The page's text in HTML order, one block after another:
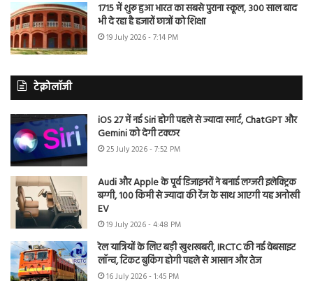
1715 में शुरू हुआ भारत का सबसे पुराना स्कूल, 300 साल बाद
भी दे रहा है हजारों छात्रों को शिक्षा
19 July 2026 - 7:14 PM
टेक्नोलॉजी
iOS 27 में नई Siri होगी पहले से ज्यादा स्मार्ट, ChatGPT और
Gemini को देगी टक्कर
25 July 2026 - 7:52 PM
Audi और Apple के पूर्व डिजाइनरों ने बनाई लग्जरी इलेक्ट्रिक
बग्गी, 100 किमी से ज्यादा की रेंज के साथ आएगी यह अनोखी
EV
19 July 2026 - 4:48 PM
रेल यात्रियों के लिए बड़ी खुशखबरी, IRCTC की नई वेबसाइट
लॉन्च, टिकट बुकिंग होगी पहले से आसान और तेज
16 July 2026 - 1:45 PM